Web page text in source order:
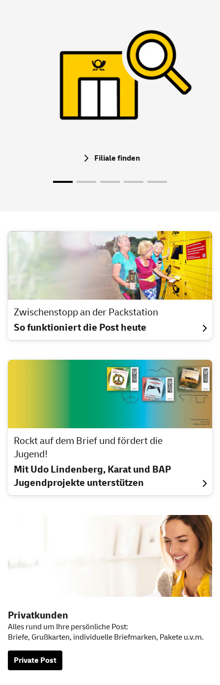
Filiale finden
Zwischenstopp an der Packstation
So funktioniert die Post heute
Rockt auf dem Brief und fördert die
Jugend!
Mit Udo Lindenberg, Karat und BAP
Jugendprojekte unterstützen
Weitere Informationen
Privatkunden
Alles rund um Ihre persönliche Post:
Briefe, Grußkarten, individuelle Briefmarken, Pakete u.v.m.
Private Post